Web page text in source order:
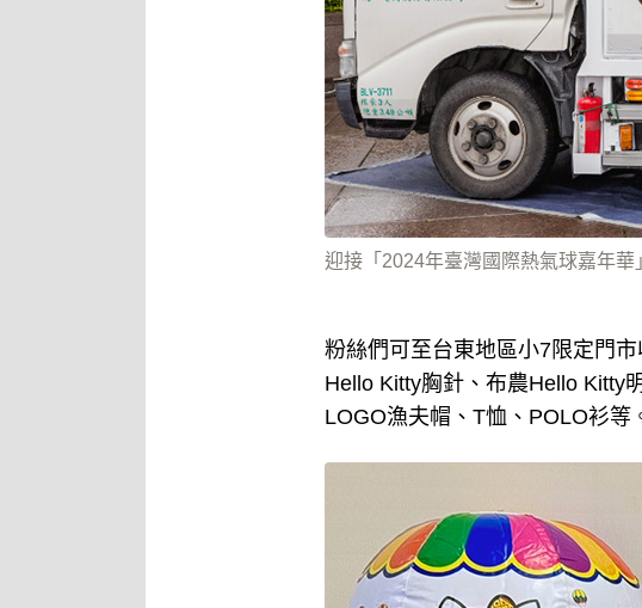
迎接「2024年臺灣國際熱氣球嘉年
粉絲們可至台東地區小7限定門
Hello Kitty胸針、布農Hello Kitty
LOGO漁夫帽、T恤、POLO衫等